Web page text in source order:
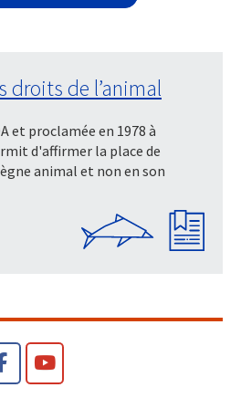
droits de l’animal
et proclamée en 1978 à
d'affirmer la place de
animal et non en son